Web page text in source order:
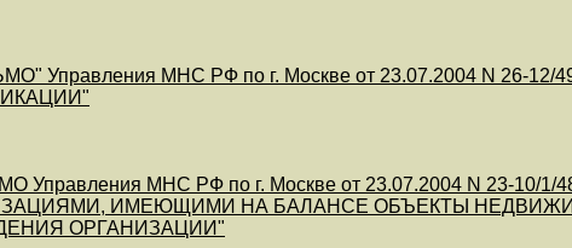
Управления МНС РФ по г. Москве от 23.07.2004 N 26-
Управления МНС РФ по г. Москве от 23.07.2004 N 23-
ИМЕЮЩИМИ НА БАЛАНСЕ ОБЪЕКТЫ
ОРГАНИЗАЦИИ"